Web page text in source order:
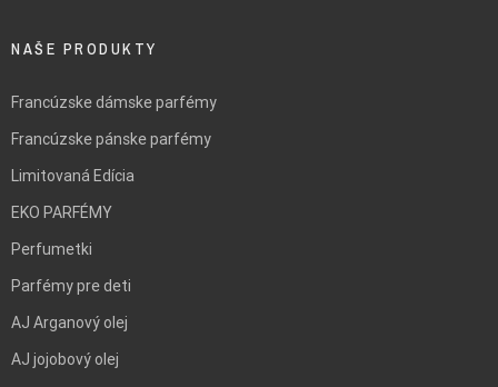
NAŠE PRODUKTY
Francúzske dámske parfémy
Francúzske pánske parfémy
Limitovaná Edícia
EKO PARFÉMY
Perfumetki
Parfémy pre deti
AJ Arganový olej
AJ jojobový olej